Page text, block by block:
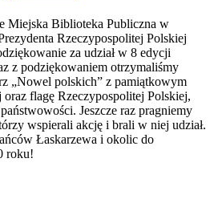
Miejska Biblioteka Publiczna w
Rzeczypospolitej Polskiej
za udział w 8 edycji
z podziękowaniem otrzymaliśmy
„Nowel polskich” z pamiątkowym
flagę Rzeczypospolitej Polskiej,
Jeszcze raz pragniemy
wspierali akcję i brali w niej udział.
Łaskarzewa i okolic do
roku!